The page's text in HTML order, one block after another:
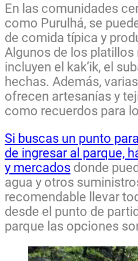
En las comunidades
como Purulhá, se
de comida típica y
Algunos de los
incluyen el kak’ik, el
hechas. Además,
ofrecen artesanías y
como recuerdos para
Si buscas un punto
de ingresar al parque,
y mercados donde
agua y otros
recomendable llevar
desde el punto de
parque las opciones